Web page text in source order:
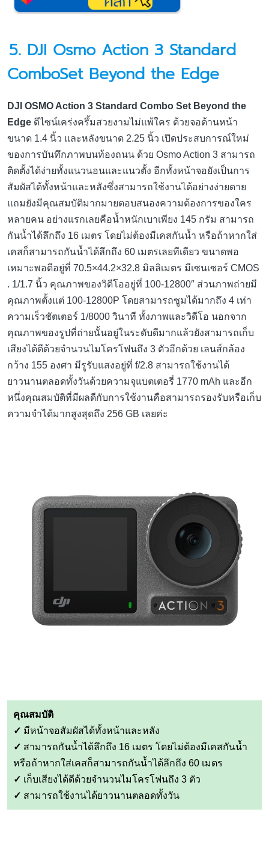
5. DJI Osmo Action 3 Standard
ComboSet Beyond the Edge
DJI OSMO Action 3 Standard Combo Set Beyond the
Edge ดีไซน์เคร่งครึ้มสวยงามไม่แพ้ใคร ด้วยจอด้านหน้า
ขนาด 1.4 นิ้ว และหลังขนาด 2.25 นิ้ว เปิดประสบการณ์ใหม่
ของการบันทึกภาพบนท้องถนน ด้วย Osmo Action 3 สามารถ
ติดตั้งได้ง่ายทั้งแนวนอนและแนวตั้ง อีกทั้งหน้าจอยังเป็นการ
สัมผัสได้ทั้งหน้าและหลังซึ่งสามารถใช้งานได้อย่างง่ายดาย
แถมยังมีคุณสมบัติมากมายตอบสนองความต้องการของใคร
หลายคน อย่างแรกเลยคือน้ำหนักเบาเพียง 145 กรัม สามารถ
กันน้ำได้ลึกถึง 16 เมตร โดยไม่ต้องมีเคสกันน้ำ หรือถ้าหากใส่
เคสก็สามารถกันน้ำได้ลึกถึง 60 เมตรเลยทีเดียว ขนาดพอ
เหมาะพอดีอยู่ที่ 70.5×44.2×32.8 มิลลิเมตร มีเซนเซอร์ CMOS
. 1/1.7 นิ้ว คุณภาพของวิดีโออยู่ที่ 100-12800″ ส่วนภาพถ่ายมี
คุณภาพตั้งแต่ 100-12800P โดยสามารถซูมได้มากถึง 4 เท่า
ความเร็วชัตเตอร์ 1/8000 วินาที ทั้งภาพและวิดีโอ นอกจาก
คุณภาพของรูปที่ถ่ายนั้นอยู่ในระดับดีมากแล้วยังสามารถเก็บ
เสียงได้ดีด้วยจำนวนไมโครโฟนถึง 3 ตัวอีกด้วย เลนส์กล้อง
กว้าง 155 องศา มีรูรับแสงอยู่ที่ f/2.8 สามารถใช้งานได้
ยาวนานตลอดทั้งวันด้วยความจุแบตเตอรี่ 1770 mAh และอีก
หนึ่งคุณสมบัติที่มีผลดีกับการใช้งานคือสามารถรองรับหรือเก็บ
ความจำได้มากสูงสุดถึง 256 GB เลยค่ะ
คุณสมบัติ
✓ มีหน้าจอสัมผัสได้ทั้งหน้าและหลัง
✓ สามารถกันน้ำได้ลึกถึง 16 เมตร โดยไม่ต้องมีเคสกันน้ำ
หรือถ้าหากใส่เคสก็สามารถกันน้ำได้ลึกถึง 60 เมตร
✓ เก็บเสียงได้ดีด้วยจำนวนไมโครโฟนถึง 3 ตัว
✓ สามารถใช้งานได้ยาวนานตลอดทั้งวัน